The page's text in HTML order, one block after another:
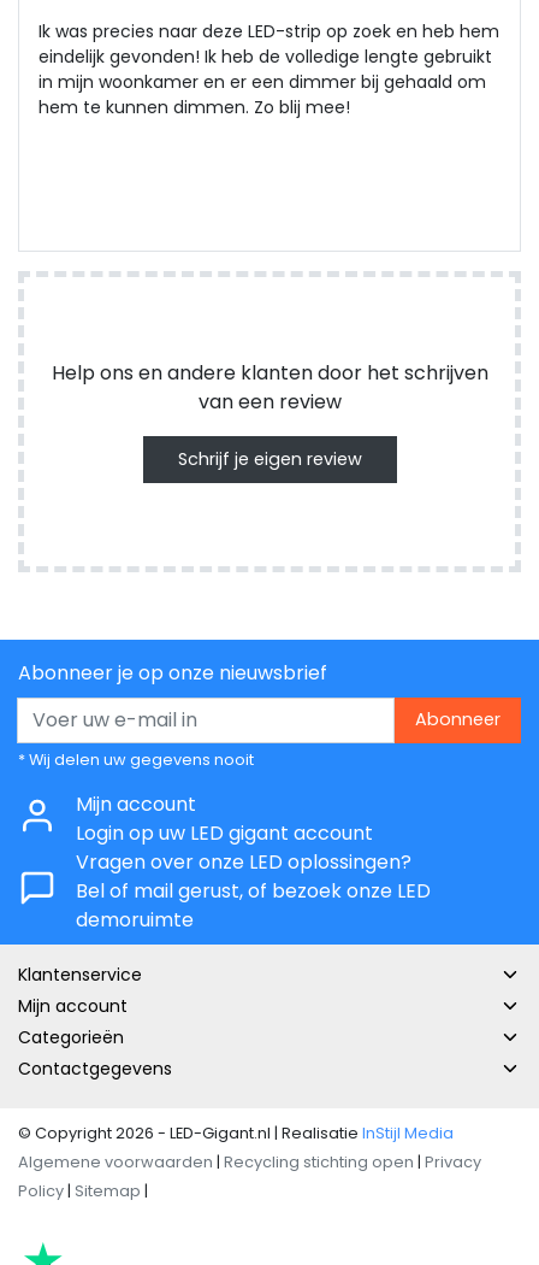
Ik was precies naar deze LED-strip op zoek en heb hem
eindelijk gevonden! Ik heb de volledige lengte gebruikt
in mijn woonkamer en er een dimmer bij gehaald om
hem te kunnen dimmen. Zo blij mee!
Help ons en andere klanten door het schrijven
van een review
Schrijf je eigen review
Abonneer je op onze nieuwsbrief
Abonneer
* Wij delen uw gegevens nooit
Mijn account
Login op uw LED gigant account
Vragen over onze LED oplossingen?
Bel of mail gerust, of bezoek onze LED
demoruimte
Klantenservice
Mijn account
Categorieën
Contactgegevens
© Copyright 2026 - LED-Gigant.nl | Realisatie InStijl Media
Algemene voorwaarden | Recycling stichting open | Privacy
Policy | Sitemap |